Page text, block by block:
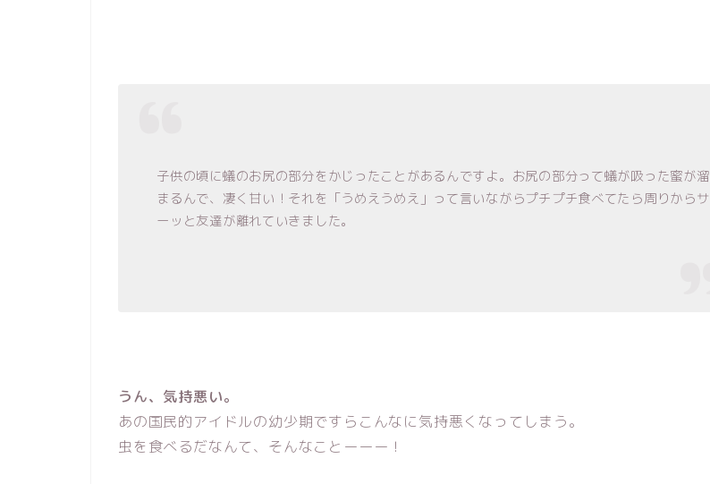
子供の頃に蟻のお尻の部分をかじったことがあるんですよ。お尻の部分って蟻が吸った蜜が溜
まるんで、凄く甘い！それを「うめえうめえ」って言いながらプチプチ食べてたら周りからサ
ーッと友達が離れていきました。
うん、気持悪い。
あの国民的アイドルの幼少期ですらこんなに気持悪くなってしまう。
虫を食べるだなんて、そんなことーーー！